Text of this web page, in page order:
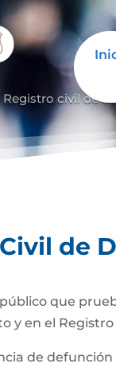
Registro civil de
de
que
y en el
de